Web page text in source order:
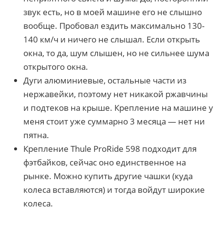
звук есть, но в моей машине его не слышно
вообще. Пробовал ездить максимально 130-
140 км/ч и ничего не слышал. Если открыть
окна, то да, шум слышен, но не сильнее шума
открытого окна.
Дуги алюминиевые, остальные части из
нержавейки, поэтому нет никакой ржавчины
и подтеков на крыше. Крепление на машине у
меня стоит уже суммарно 3 месяца — нет ни
пятна.
Крепление Thule ProRide 598 подходит для
фэтбайков, сейчас оно единственное на
рынке. Можно купить другие чашки (куда
колеса вставляются) и тогда войдут широкие
колеса.